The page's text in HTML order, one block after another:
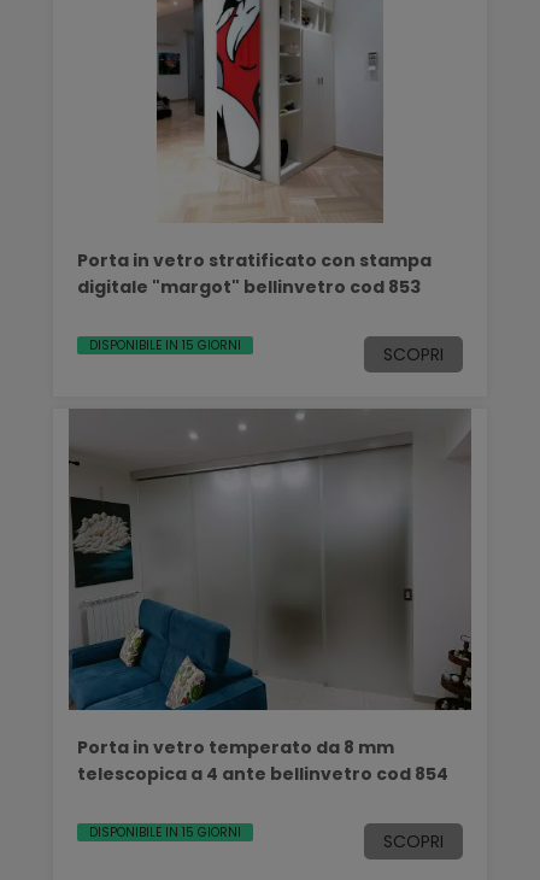
Porta in vetro stratificato con stampa
digitale "margot" bellinvetro cod 853
DISPONIBILE IN 15 GIORNI SCOPRI
Porta in vetro temperato da 8 mm
telescopica a 4 ante bellinvetro cod 854
DISPONIBILE IN 15 GIORNI SCOPRI